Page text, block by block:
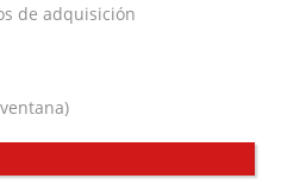
de adquisición